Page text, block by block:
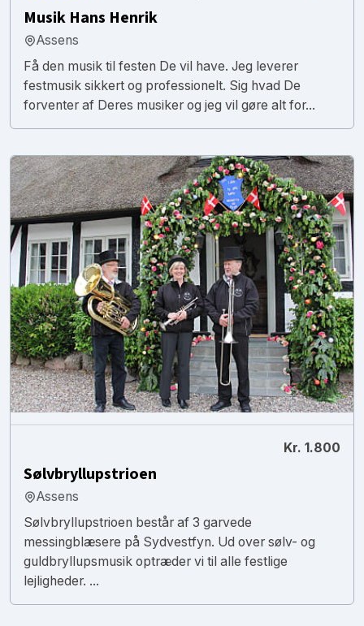
Musik Hans Henrik
Assens
Få den musik til festen De vil have. Jeg leverer
festmusik sikkert og professionelt. Sig hvad De
forventer af Deres musiker og jeg vil gøre alt for...
Kr. 1.800
Sølvbryllupstrioen
Assens
Sølvbryllupstrioen består af 3 garvede
messingblæsere på Sydvestfyn. Ud over sølv- og
guldbryllupsmusik optræder vi til alle festlige
lejligheder. ...